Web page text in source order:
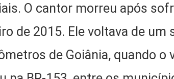
O cantor morreu após
de 2015. Ele voltava de um
de Goiânia, quando o